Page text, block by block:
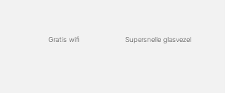
Gratis wifi Supersnelle glasvezel